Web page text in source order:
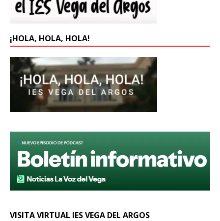
¡HOLA, HOLA, HOLA!
VISITA VIRTUAL IES VEGA DEL ARGOS